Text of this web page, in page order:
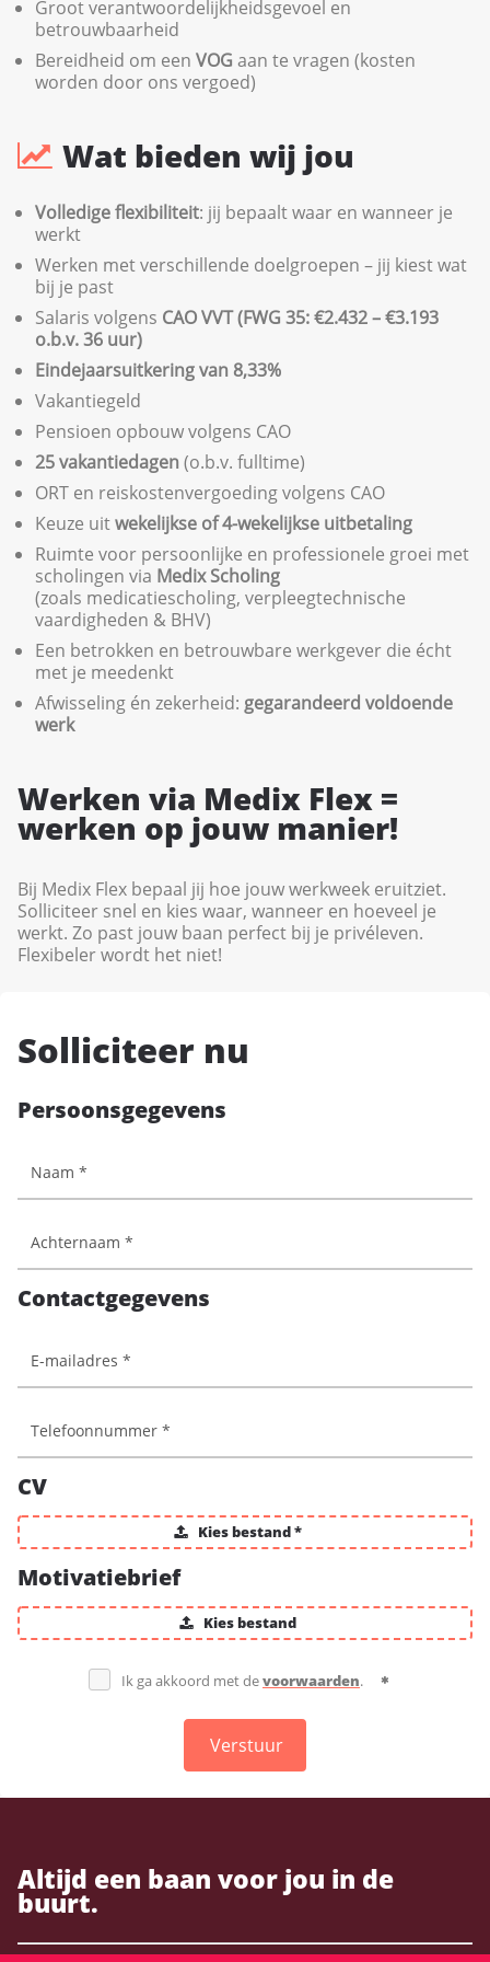
Groot verantwoordelijkheidsgevoel en
betrouwbaarheid
Bereidheid om een VOG aan te vragen (kosten
worden door ons vergoed)
Wat bieden wij jou
Volledige flexibiliteit: jij bepaalt waar en wanneer je
werkt
Werken met verschillende doelgroepen – jij kiest wat
bij je past
Salaris volgens CAO VVT (FWG 35: €2.432 – €3.193
o.b.v. 36 uur)
Eindejaarsuitkering van 8,33%
Vakantiegeld
Pensioen opbouw volgens CAO
25 vakantiedagen(o.b.v. fulltime)
ORT en reiskostenvergoeding volgens CAO
Keuze uitwekelijkse of 4-wekelijkse uitbetaling
Ruimte voor persoonlijke en professionele groei met
scholingen via Medix Scholing
(zoals medicatiescholing, verpleegtechnische
vaardigheden & BHV)
Een betrokken en betrouwbare werkgever die écht
met je meedenkt
Afwisseling én zekerheid: gegarandeerd voldoende
werk
Werken via Medix Flex =
werken op jouw manier!
Bij Medix Flex bepaal jij hoe jouw werkweek eruitziet.
Solliciteer snel en kies waar, wanneer en hoeveel je
werkt. Zo past jouw baan perfect bij je privéleven.
Flexibeler wordt het niet!
Solliciteer nu
Persoonsgegevens
Contactgegevens
CV
Kies bestand *
Motivatiebrief
Kies bestand
Ik ga akkoord met devoorwaarden.
Verstuur
Altijd een baan voor jou in de
buurt.